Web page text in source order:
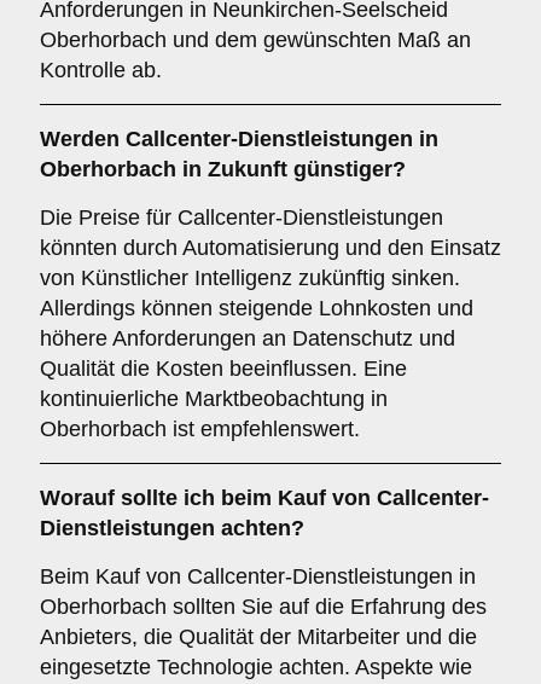
Anforderungen in Neunkirchen-Seelscheid
Oberhorbach und dem gewünschten Maß an
Kontrolle ab.
Werden Callcenter-Dienstleistungen in
Oberhorbach in Zukunft günstiger?
Die Preise für Callcenter-Dienstleistungen
könnten durch Automatisierung und den Einsatz
von Künstlicher Intelligenz zukünftig sinken.
Allerdings können steigende Lohnkosten und
höhere Anforderungen an Datenschutz und
Qualität die Kosten beeinflussen. Eine
kontinuierliche Marktbeobachtung in
Oberhorbach ist empfehlenswert.
Worauf sollte ich beim Kauf von Callcenter-
Dienstleistungen achten?
Beim Kauf von Callcenter-Dienstleistungen in
Oberhorbach sollten Sie auf die Erfahrung des
Anbieters, die Qualität der Mitarbeiter und die
eingesetzte Technologie achten. Aspekte wie